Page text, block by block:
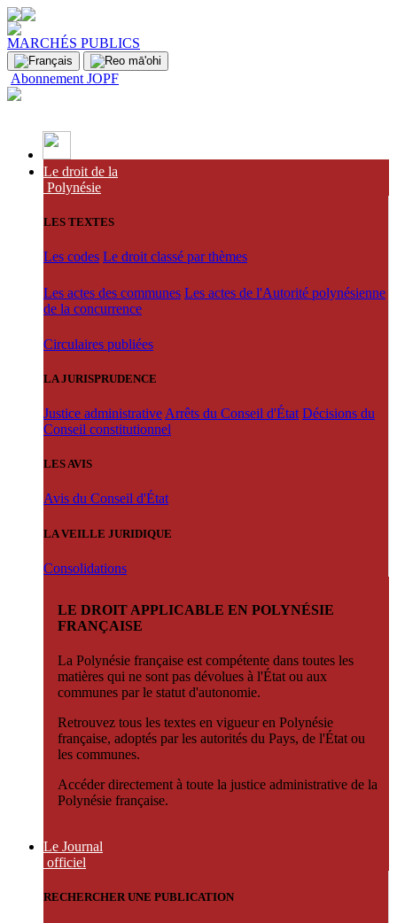
MARCHÉS PUBLICS
Abonnement JOPF
Le droit de la
Polynésie
LES TEXTES
Les codes Le droit classé par thèmes
Les actes des communes Les actes de l'Autorité polynésienne
de la concurrence
Circulaires publiées
LA JURISPRUDENCE
Justice administrative Arrêts du Conseil d'État Décisions du
Conseil constitutionnel
LES AVIS
Avis du Conseil d'État
LA VEILLE JURIDIQUE
Consolidations
LE DROIT APPLICABLE EN POLYNÉSIE
FRANÇAISE
La Polynésie française est compétente dans toutes les
matières qui ne sont pas dévolues à l'État ou aux
communes par le statut d'autonomie.
Retrouvez tous les textes en vigueur en Polynésie
française, adoptés par les autorités du Pays, de l'État ou
les communes.
Accéder directement à toute la justice administrative de la
Polynésie française.
Le Journal
officiel
RECHERCHER UNE PUBLICATION